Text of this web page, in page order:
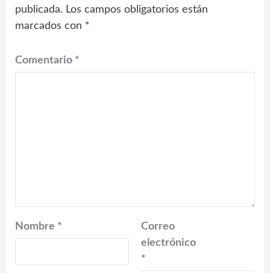
publicada. Los campos obligatorios están
marcados con *
Comentario *
Nombre *
Correo
electrónico
*